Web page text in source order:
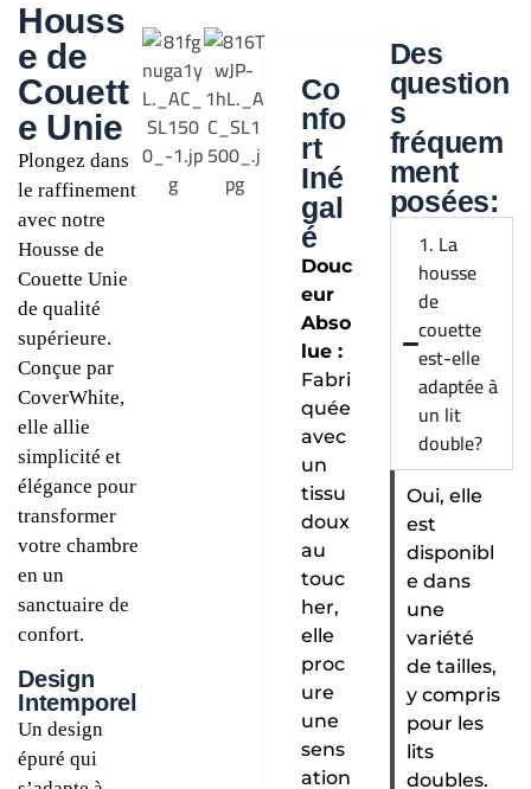
Houss
e de
Couett
e Unie
Plongez dans
le raffinement
avec notre
Housse de
Couette Unie
de qualité
supérieure.
Conçue par
CoverWhite,
elle allie
simplicité et
élégance pour
transformer
votre chambre
en un
sanctuaire de
confort.
Design
Intemporel
Un design
épuré qui
Co
nfo
rt
Iné
gal
é
Douc
eur
Abso
lue :
Fabri
quée
avec
un
tissu
doux
au
touc
her,
elle
proc
ure
une
sens
ation
Des
question
s
fréquem
ment
posées:
1. La
housse
de
couette
est-elle
adaptée à
un lit
double?
Oui, elle
est
disponibl
e dans
une
variété
de tailles,
y compris
pour les
lits
doubles.